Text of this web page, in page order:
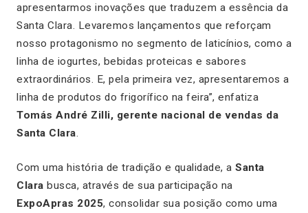
apresentarmos inovações que traduzem a essência da
Santa Clara. Levaremos lançamentos que reforçam
nosso protagonismo no segmento de laticínios, como a
linha de iogurtes, bebidas proteicas e sabores
extraordinários. E, pela primeira vez, apresentaremos a
linha de produtos do frigorífico na feira”, enfatiza
Tomás André Zilli, gerente nacional de vendas da
Santa Clara.
Com uma história de tradição e qualidade, a Santa
Clara busca, através de sua participação na
ExpoApras 2025, consolidar sua posição como uma